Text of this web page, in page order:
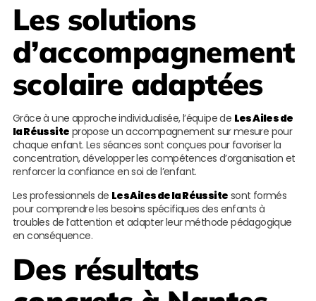
Les solutions
d’accompagnement
scolaire adaptées
Grâce à une approche individualisée, l’équipe de Les Ailes de
la Réussite propose un accompagnement sur mesure pour
chaque enfant. Les séances sont conçues pour favoriser la
concentration, développer les compétences d’organisation et
renforcer la confiance en soi de l’enfant.
Les professionnels de Les Ailes de la Réussite sont formés
pour comprendre les besoins spécifiques des enfants à
troubles de l’attention et adapter leur méthode pédagogique
en conséquence.
Des résultats